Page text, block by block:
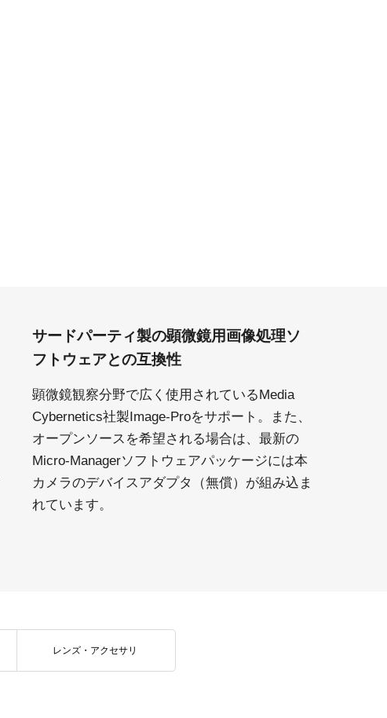
サードパーティ製の顕微鏡用画像処理ソ
フトウェアとの互換性
顕微鏡観察分野で広く使用されているMedia
Cybernetics社製Image-Proをサポート。また、
オープンソースを希望される場合は、最新の
Micro-Managerソフトウェアパッケージには本
カメラのデバイスアダプタ（無償）が組み込ま
れています。
レンズ・アクセサリ